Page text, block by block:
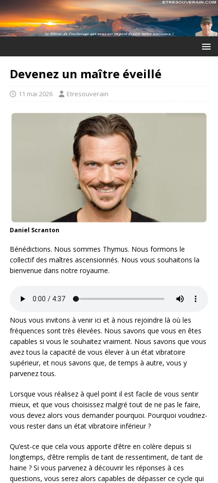
Devenez un maître éveillé
11 mai 2026 Etresouverain
Daniel Scranton
Bénédictions. Nous sommes Thymus. Nous formons le
collectif des maîtres ascensionnés. Nous vous souhaitons la
bienvenue dans notre royaume.
Nous vous invitons à venir ici et à nous rejoindre là où les
fréquences sont très élevées. Nous savons que vous en êtes
capables si vous le souhaitez vraiment. Nous savons que vous
avez tous la capacité de vous élever à un état vibratoire
supérieur, et nous savons que, de temps à autre, vous y
parvenez tous.
Lorsque vous réalisez à quel point il est facile de vous sentir
mieux, et que vous choisissez malgré tout de ne pas le faire,
vous devez alors vous demander pourquoi. Pourquoi voudriez-
vous rester dans un état vibratoire inférieur ?
Qu’est-ce que cela vous apporte d’être en colère depuis si
longtemps, d’être remplis de tant de ressentiment, de tant de
haine ? Si vous parvenez à découvrir les réponses à ces
questions, vous serez alors capables de dépasser ce cycle qui